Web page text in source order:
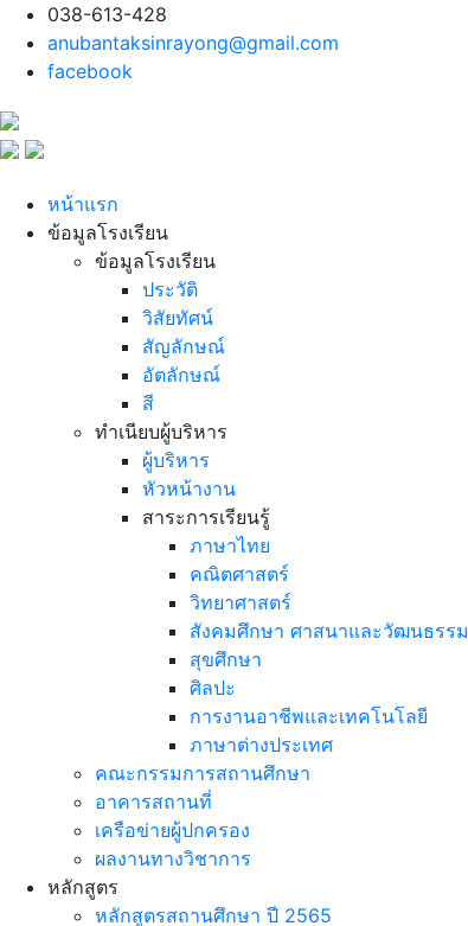
038-613-428
anubantaksinrayong@gmail.com
facebook
หน้าแรก
ข้อมูลโรงเรียน
ข้อมูลโรงเรียน
ประวัติ
วิสัยทัศน์
สัญลักษณ์
อัตลักษณ์
สี
ทำเนียบผู้บริหาร
ผู้บริหาร
หัวหน้างาน
สาระการเรียนรู้
ภาษาไทย
คณิตศาสตร์
วิทยาศาสตร์
สังคมศึกษา ศาสนาและวัฒนธรรม
สุขศึกษา
ศิลปะ
การงานอาชีพและเทคโนโลยี
ภาษาต่างประเทศ
คณะกรรมการสถานศึกษา
อาคารสถานที่
เครือข่ายผู้ปกครอง
ผลงานทางวิชาการ
หลักสูตร
หลักสูตรสถานศึกษา ปี 2565